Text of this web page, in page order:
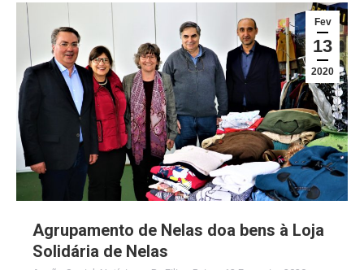
Fev
13
2020
Agrupamento de Nelas doa bens à Loja
Solidária de Nelas